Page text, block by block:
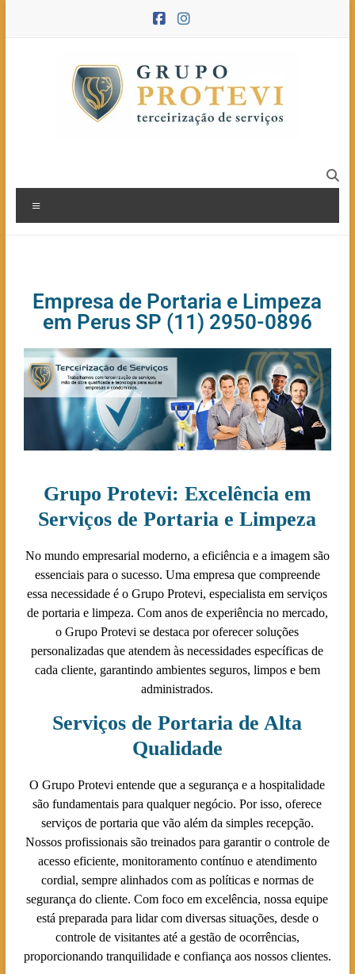
Empresa de Portaria e Limpeza
em Perus SP (11) 2950-0896
Grupo Protevi: Excelência em
Serviços de Portaria e Limpeza
No mundo empresarial moderno, a eficiência e a imagem são
essenciais para o sucesso. Uma empresa que compreende
essa necessidade é o Grupo Protevi, especialista em serviços
de portaria e limpeza. Com anos de experiência no mercado,
o Grupo Protevi se destaca por oferecer soluções
personalizadas que atendem às necessidades específicas de
cada cliente, garantindo ambientes seguros, limpos e bem
administrados.
Serviços de Portaria de Alta
Qualidade
O Grupo Protevi entende que a segurança e a hospitalidade
são fundamentais para qualquer negócio. Por isso, oferece
serviços de portaria que vão além da simples recepção.
Nossos profissionais são treinados para garantir o controle de
acesso eficiente, monitoramento contínuo e atendimento
cordial, sempre alinhados com as políticas e normas de
segurança do cliente. Com foco em excelência, nossa equipe
está preparada para lidar com diversas situações, desde o
controle de visitantes até a gestão de ocorrências,
proporcionando tranquilidade e confiança aos nossos clientes.